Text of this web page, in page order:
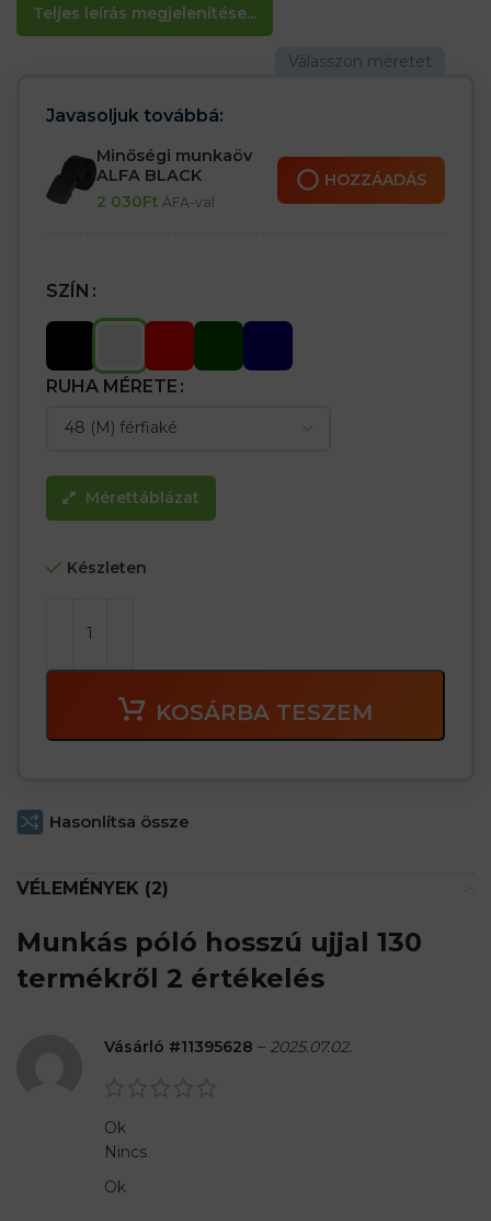
Teljes leírás megjelenítése...
– Oldalsó varratok
– Bordás kötésű mandzsetta
Javasoljuk továbbá:
Minőségi munkaöv
ALFA BLACK
2 030Ft ÁFA-val
HOZZÁADÁS
SZÍN
RUHA MÉRETE
Mérettáblázat
Készleten
KOSÁRBA TESZEM
Hasonlítsa össze
VÉLEMÉNYEK (2)
Munkás póló hosszú ujjal 130
termékről 2 értékelés
Vásárló #11395628 – 2025.07.02.
Ok
Nincs
Ok